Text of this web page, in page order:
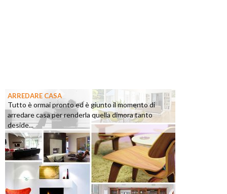
ARREDARE CASA
Tutto è ormai pronto ed è giunto il momento di
arredare casa per renderla quella dimora tanto
deside...